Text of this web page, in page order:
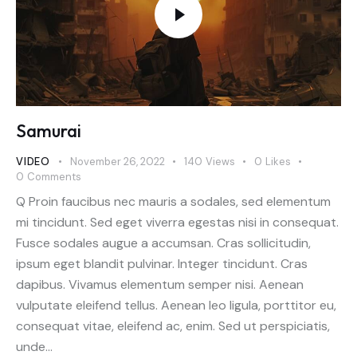
Samurai
VIDEO November 26, 2022 140 Views 0 Likes
0 Comments
Q Proin faucibus nec mauris a sodales, sed elementum
mi tincidunt. Sed eget viverra egestas nisi in consequat.
Fusce sodales augue a accumsan. Cras sollicitudin,
ipsum eget blandit pulvinar. Integer tincidunt. Cras
dapibus. Vivamus elementum semper nisi. Aenean
vulputate eleifend tellus. Aenean leo ligula, porttitor eu,
consequat vitae, eleifend ac, enim. Sed ut perspiciatis,
unde…